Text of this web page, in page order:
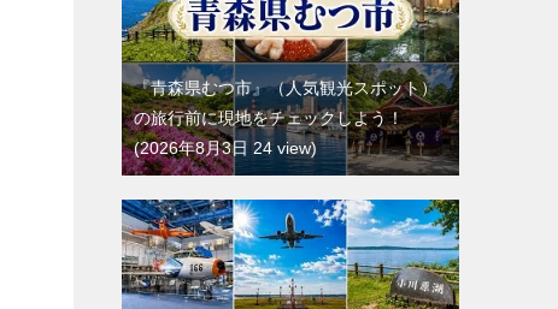
『青森県むつ市』（人気観光スポット）
の旅行前に現地をチェックしよう！
2026年8月3日 24 view